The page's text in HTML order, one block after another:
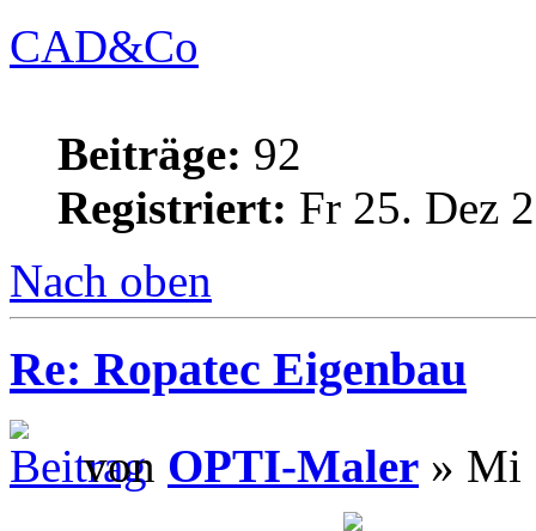
CAD&Co
Beiträge: 92
Registriert: Fr 25. Dez
Nach oben
Re: Ropatec Eigenbau
von OPTI-Maler » Mi